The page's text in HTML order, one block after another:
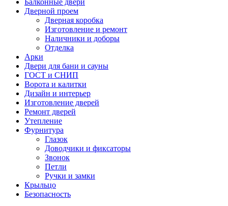
Дверной проем
Дверная коробка
Изготовление и ремонт
Наличники и доборы
Отделка
Арки
Двери для бани и сауны
ГОСТ и СНИП
Ворота и калитки
Дизайн и интерьер
Изготовление дверей
Ремонт дверей
Утепление
Фурнитура
Глазок
Доводчики и фиксаторы
Звонок
Петли
Ручки и замки
Крыльцо
Безопасность